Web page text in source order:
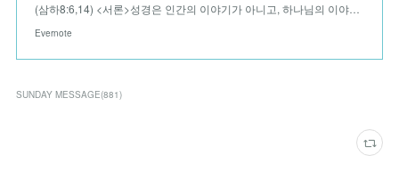
(삼하8:6,14) <서론>성경은 인간의 이야기가 아니고, 하나님의 이야…
Evernote
SUNDAY MESSAGE(881)